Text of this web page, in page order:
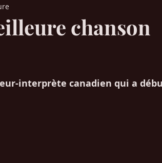
Palmarès Québec
Mangas / animés japonais SEO /
chanson
interprète canadien qui a